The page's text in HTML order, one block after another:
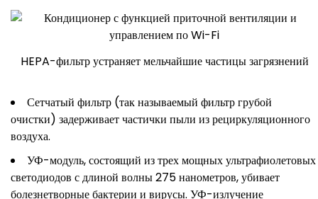
HEPA-фильтр устраняет мельчайшие частицы загрязнений
Сетчатый фильтр (так называемый фильтр грубой
очистки) задерживает частички пыли из рециркуляционного
воздуха.
УФ-модуль, состоящий из трех мощных ультрафиолетовых
светодиодов с длиной волны 275 нанометров, убивает
болезнетворные бактерии и вирусы. УФ-излучение